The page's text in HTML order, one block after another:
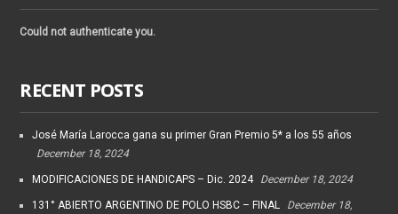
Could not authenticate you.
RECENT POSTS
José María Larocca gana su primer Gran Premio 5* a los 55 años
December 18, 2024
MODIFICACIONES DE HANDICAPS – Dic. 2024 December 18, 2024
131° ABIERTO ARGENTINO DE POLO HSBC – FINAL
December 18,